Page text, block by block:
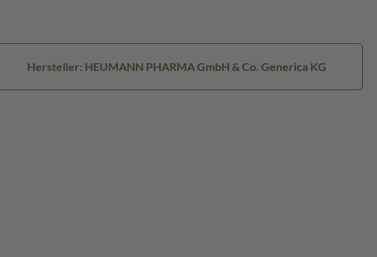
Hersteller: HEUMANN PHARMA GmbH & Co. Generica KG